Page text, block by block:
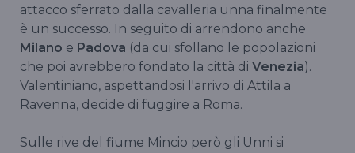
attacco sferrato dalla cavalleria unna finalmente
è un successo. In seguito di arrendono anche
Milano e Padova (da cui sfollano le popolazioni
che poi avrebbero fondato la città di Venezia).
Valentiniano, aspettandosi l'arrivo di Attila a
Ravenna, decide di fuggire a Roma.
Sulle rive del fiume Mincio però gli Unni si